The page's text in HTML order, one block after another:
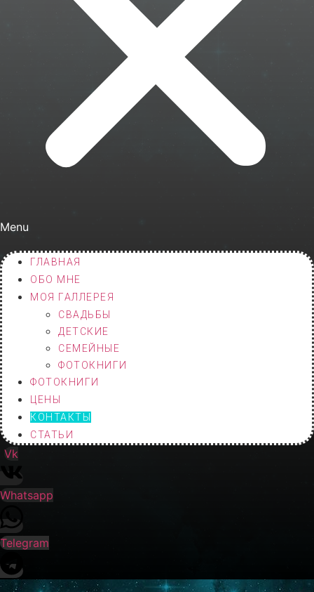
Menu
ГЛАВНАЯ
ОБО МНЕ
МОЯ ГАЛЛЕРЕЯ
СВАДЬБЫ
ДЕТСКИЕ
СЕМЕЙНЫЕ
ФОТОКНИГИ
ФОТОКНИГИ
ЦЕНЫ
КОНТАКТЫ
СТАТЬИ
Vk
Whatsapp
Telegram